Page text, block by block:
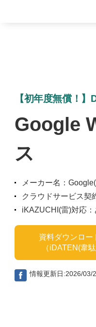
【初年度無償！
Google
ス
メーカー名：
クラウドサービス契
iKAZUCHI(雷)対応：
資料ダウンロー
（iDATEN(韋
情報更新日:2026/